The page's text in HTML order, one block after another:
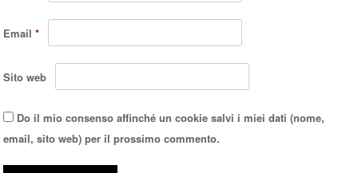
Email*
Sito web
Do il mio consenso affinché un cookie salvi i miei dati (nome,
email, sito web) per il prossimo commento.